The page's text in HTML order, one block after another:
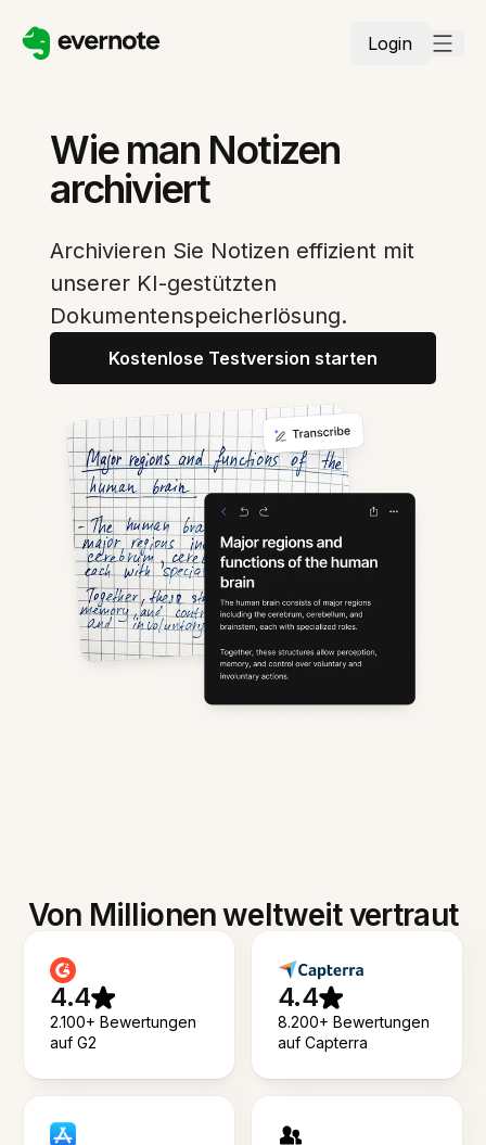
Login
Wie man Notizen
archiviert
Archivieren Sie Notizen effizient mit
unserer KI-gestützten
Dokumentenspeicherlösung.
Kostenlose Testversion starten
Von Millionen weltweit vertraut
4.4
2.100+ Bewertungen
auf G2
4.4
8.200+ Bewertungen
auf Capterra